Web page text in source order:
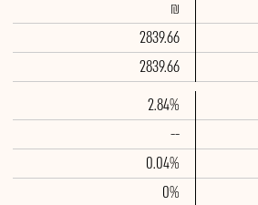
₪
2839.66
2839.66
2.84%
--
0.04%
0%